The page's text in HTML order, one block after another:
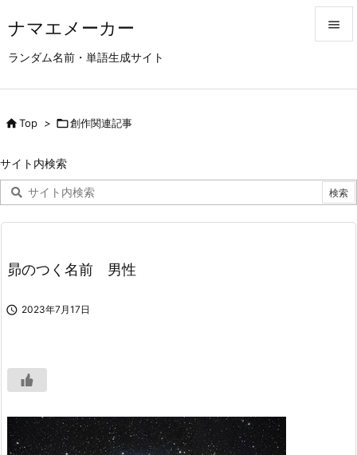
ナマエメーカー
ランダム名前・単語生成サイト


次へ

Top > 創作関連記事
サイト内検索
昴のつく名前 男性
 2023年7月17日